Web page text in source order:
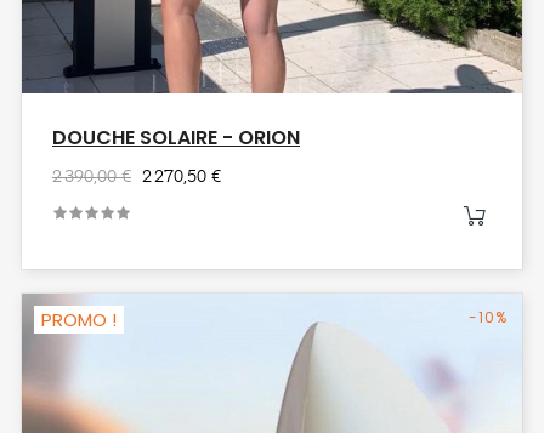
DOUCHE SOLAIRE - ORION
2 390,00 € 2 270,50 €
PROMO ! -10%